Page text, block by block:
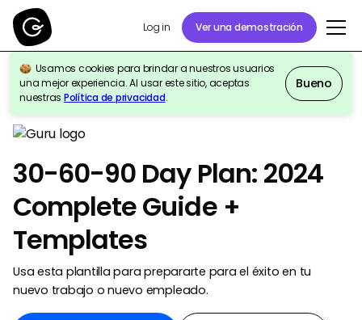
Log in Ver una demostración
Usamos cookies para brindar a nuestros usuarios
una mejor experiencia. Al usar este sitio, aceptas
nuestras Política de privacidad.
Bueno
Volver a la galería de plantillas
30-60-90 Day Plan: 2024
Complete Guide +
Templates
Usa esta plantilla para prepararte para el éxito en tu
nuevo trabajo o nuevo empleado.